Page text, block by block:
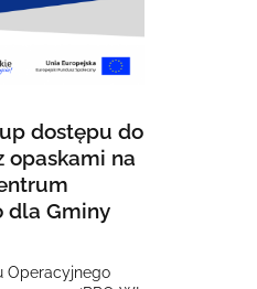
dostępu do
opaskami na
dla Gminy
Operacyjnego